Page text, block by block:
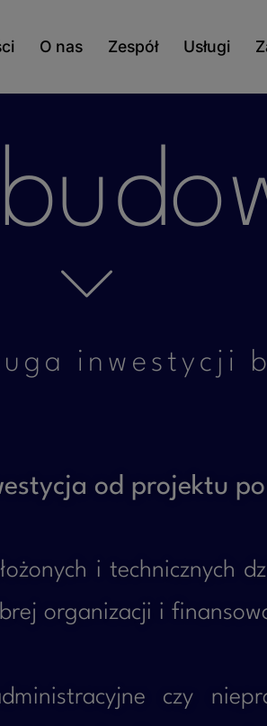
O nas Zespół Usługi
inwestycji
od projektu
i technicznych
organizacji i
czy